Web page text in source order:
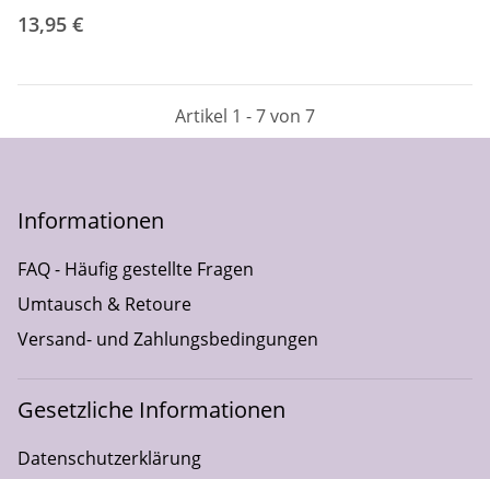
13,95 €
Artikel 1 - 7 von 7
Informationen
FAQ - Häufig gestellte Fragen
Umtausch & Retoure
Versand- und Zahlungsbedingungen
Gesetzliche Informationen
Datenschutzerklärung